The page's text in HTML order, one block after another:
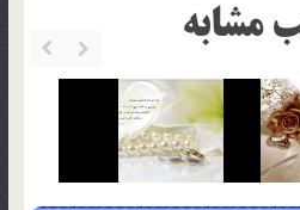
مشابه